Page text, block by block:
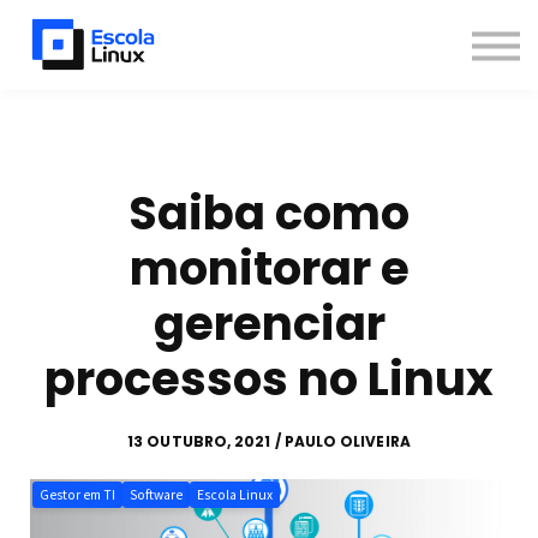
Inscreva-se
Já sou aluno
Newsletter
Saiba como
monitorar e
gerenciar
processos no Linux
13 OUTUBRO, 2021 / PAULO OLIVEIRA
Gestor em TI Software Escola Linux